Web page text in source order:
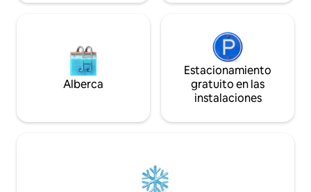
Alberca
Estacionamiento
gratuito en las
instalaciones